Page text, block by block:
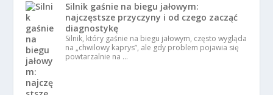
Silnik gaśnie na biegu jałowym:
najczęstsze przyczyny i od czego zacząć
diagnostykę
Silnik, który gaśnie na biegu jałowym, często wygląda
na „chwilowy kaprys”, ale gdy problem pojawia się
powtarzalnie na …